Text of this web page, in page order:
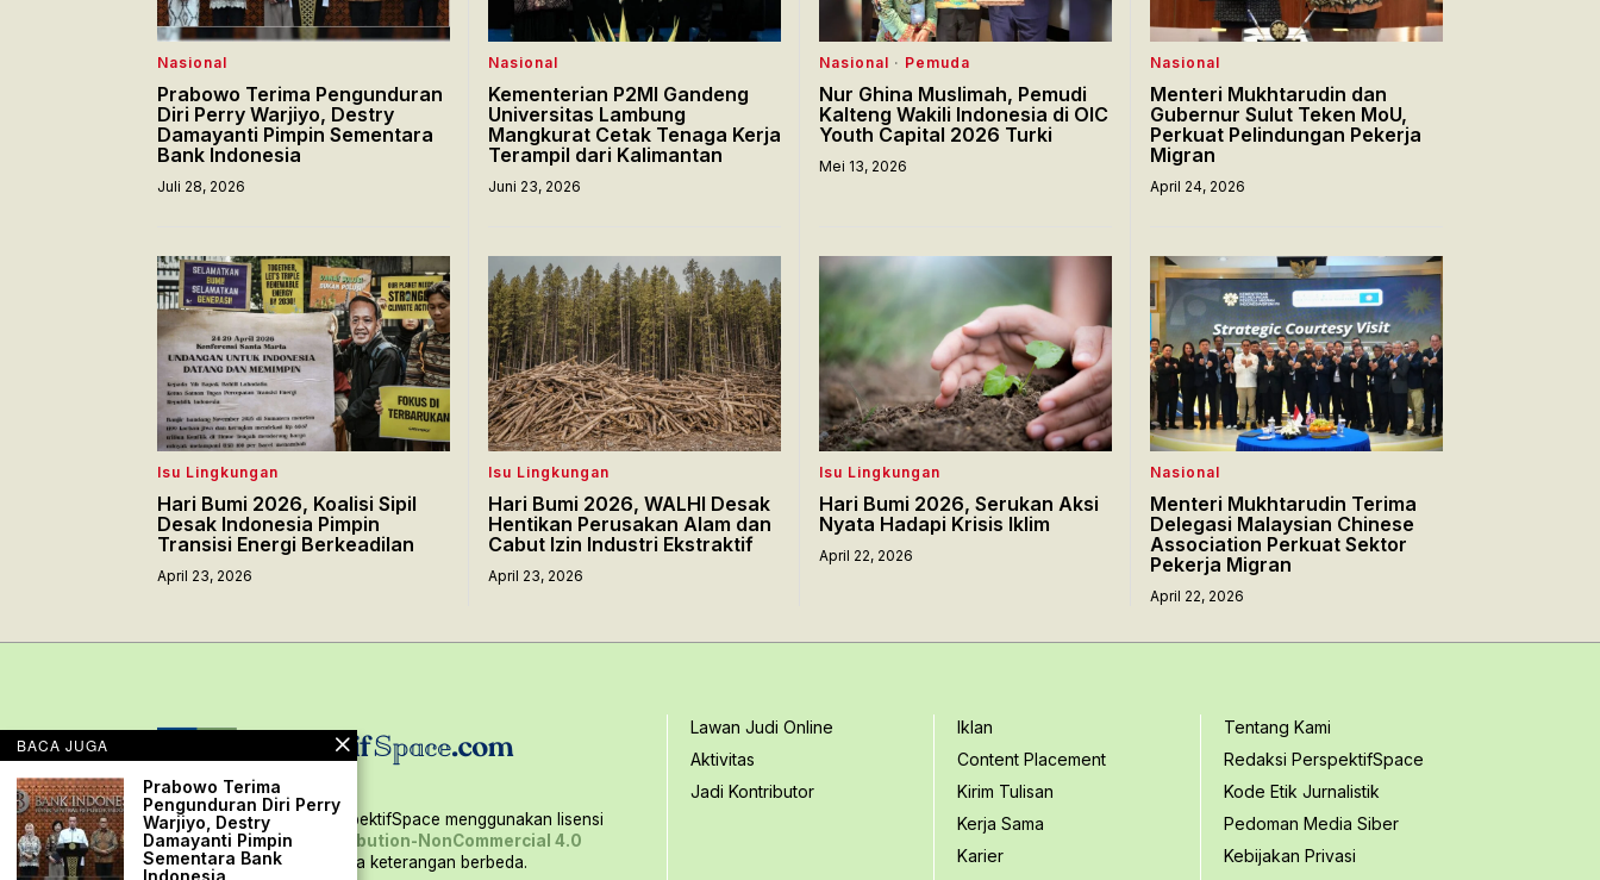
Nasional
Prabowo Terima Pengunduran
Diri Perry Warjiyo, Destry
Damayanti Pimpin Sementara
Bank Indonesia
Juli 28, 2026
Nasional
Kementerian P2MI Gandeng
Universitas Lambung
Mangkurat Cetak Tenaga Kerja
Terampil dari Kalimantan
Juni 23, 2026
Nasional · Pemuda
Nur Ghina Muslimah, Pemudi
Kalteng Wakili Indonesia di OIC
Youth Capital 2026 Turki
Mei 13, 2026
Nasional
Menteri Mukhtarudin dan
Gubernur Sulut Teken MoU,
Perkuat Pelindungan Pekerja
Migran
April 24, 2026
Isu Lingkungan
Hari Bumi 2026, Koalisi Sipil
Desak Indonesia Pimpin
Transisi Energi Berkeadilan
April 23, 2026
Isu Lingkungan
Hari Bumi 2026, WALHI Desak
Hentikan Perusakan Alam dan
Cabut Izin Industri Ekstraktif
April 23, 2026
Isu Lingkungan
Hari Bumi 2026, Serukan Aksi
Nyata Hadapi Krisis Iklim
April 22, 2026
Nasional
Menteri Mukhtarudin Terima
Delegasi Malaysian Chinese
Association Perkuat Sektor
Pekerja Migran
April 22, 2026
Seluruh konten situs PerspektifSpace menggunakan lisensi
Creative Commons Attribution-NonCommercial 4.0
International,kecuali ada keterangan berbeda.
Lawan Judi Online
Aktivitas
Jadi Kontributor
Iklan
Content Placement
Kirim Tulisan
Kerja Sama
Karier
Tentang Kami
Redaksi PerspektifSpace
Kode Etik Jurnalistik
Pedoman Media Siber
Kebijakan Privasi
BACA JUGA
Prabowo Terima
Pengunduran Diri Perry
Warjiyo, Destry
Damayanti Pimpin
Sementara Bank
Indonesia